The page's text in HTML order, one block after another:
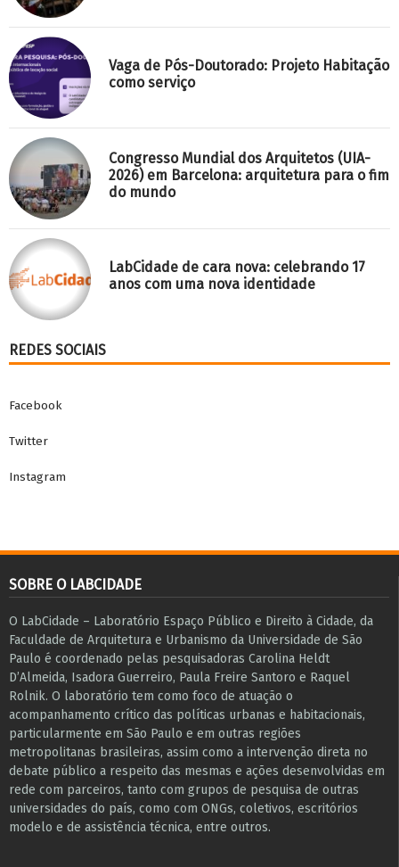
Vaga de Pós-Doutorado: Projeto Habitação
como serviço
Congresso Mundial dos Arquitetos (UIA-
2026) em Barcelona: arquitetura para o fim
do mundo
LabCidade de cara nova: celebrando 17
anos com uma nova identidade
REDES SOCIAIS
Facebook
Twitter
Instagram
SOBRE O LABCIDADE
O LabCidade – Laboratório Espaço Público e Direito à Cidade, da
Faculdade de Arquitetura e Urbanismo da Universidade de São
Paulo é coordenado pelas pesquisadoras Carolina Heldt
D’Almeida, Isadora Guerreiro, Paula Freire Santoro e Raquel
Rolnik. O laboratório tem como foco de atuação o
acompanhamento crítico das políticas urbanas e habitacionais,
particularmente em São Paulo e ​em outras regiões
metropolitanas brasileiras, assim como a intervenção direta no
debate público a respeito das mesmas e ações desenvolvidas em
r​e​de com parceiros, tanto com grupos de pesquisa ​de outras
universidades do país, como com ONGs, coletivos, escritórios
modelo e de assistência técnica​, entre outros​.